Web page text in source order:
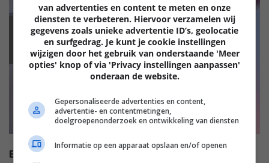
EISA HI-FI AWARDS 2022-2023
van advertenties en content te meten en onze
diensten te verbeteren. Hiervoor verzamelen wij
gegevens zoals unieke advertentie ID’s, geolocatie
en surfgedrag. Je kunt je cookie instellingen
wijzigen door het gebruik van onderstaande 'Meer
opties' knop of via 'Privacy instellingen aanpassen'
onderaan de website.
Gepersonaliseerde advertenties en content,
advertentie- en contentmetingen,
doelgroepenonderzoek en ontwikkeling van diensten
Informatie op een apparaat opslaan en/of openen